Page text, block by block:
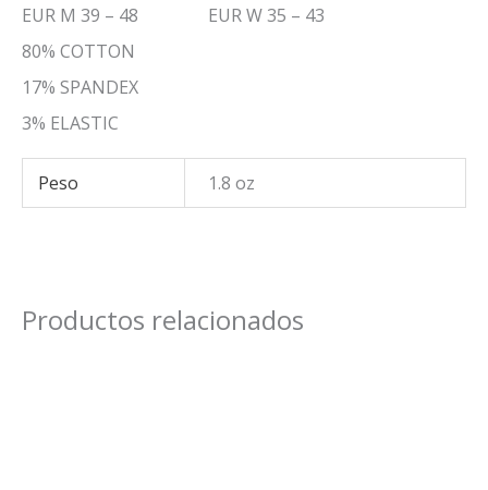
EUR M 39 – 48 EUR W 35 – 43
80% COTTON
17% SPANDEX
3% ELASTIC
Peso 1.8 oz
Productos relacionados